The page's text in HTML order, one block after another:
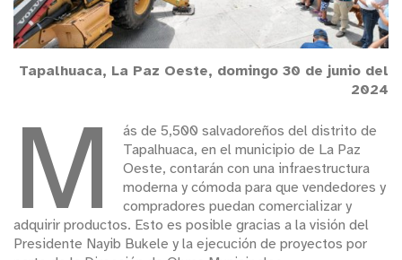
Tapalhuaca, La Paz Oeste, domingo 30 de junio del
2024
M
ás de 5,500 salvadoreños del distrito de
Tapalhuaca, en el municipio de La Paz
Oeste, contarán con una infraestructura
moderna y cómoda para que vendedores y
compradores puedan comercializar y
adquirir productos. Esto es posible gracias a la visión del
Presidente Nayib Bukele y la ejecución de proyectos por